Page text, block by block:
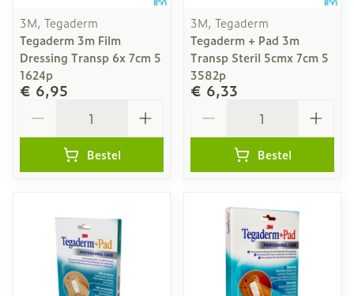
3M, Tegaderm
Tegaderm 3m Film
Dressing Transp 6x 7cm 5
1624p
€ 6,95
Bestel
3M, Tegaderm
Tegaderm + Pad 3m
Transp Steril 5cmx 7cm 5
3582p
€ 6,33
Bestel